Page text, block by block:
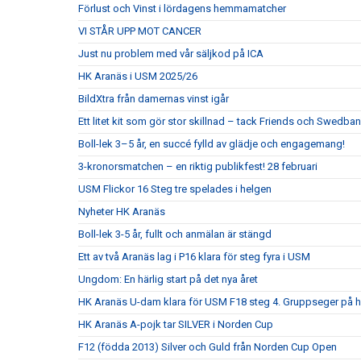
Förlust och Vinst i lördagens hemmamatcher
VI STÅR UPP MOT CANCER
Just nu problem med vår säljkod på ICA
HK Aranäs i USM 2025/26
BildXtra från damernas vinst igår
Ett litet kit som gör stor skillnad – tack Friends och
Boll-lek 3–5 år, en succé fylld av glädje och engagemang!
3-kronorsmatchen – en riktig publikfest! 28 februari
USM Flickor 16 Steg tre spelades i helgen
Nyheter HK Aranäs
Boll-lek 3-5 år, fullt och anmälan är stängd
Ett av två Aranäs lag i P16 klara för steg fyra i USM
Ungdom: En härlig start på det nya året
HK Aranäs U-dam klara för USM F18 steg 4. Gruppseger på
HK Aranäs A-pojk tar SILVER i Norden Cup
F12 (födda 2013) Silver och Guld från Norden Cup Open